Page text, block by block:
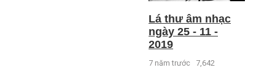
Lá thư âm nhạc
ngày 25 - 11 -
2019
7 năm trước 7,642